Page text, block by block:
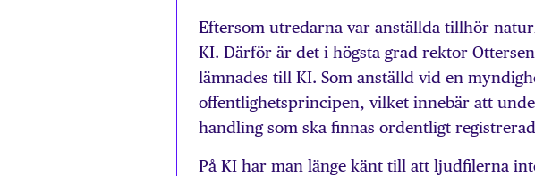
Eftersom utredarna var anställda tillhör
KI. Därför är det i högsta grad rektor
lämnades till KI. Som anställd vid en
offentlighetsprincipen, vilket innebär att
handling som ska finnas ordentligt
På KI har man länge känt till att ljudfilerna